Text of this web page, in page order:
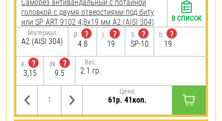
головкой с двумя отверстиями под биту
или SP ART 9102 4,8х19 мм А2 (AISI 304)
Материал
А2 (AISI 304)
Ø
?
4.8
L
?
19
S
?
SP-10
b
?
19
k
?
3,15
dk
?
9.5
Вес:
2.1 гр.
Цена:
61р. 41коп.
В СПИСОК